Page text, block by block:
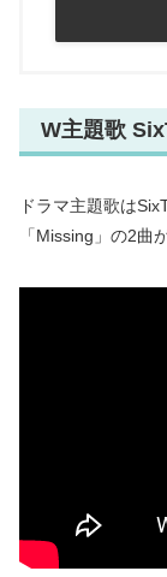
W主題歌
ドラマ主題歌は
「Missing」の2曲